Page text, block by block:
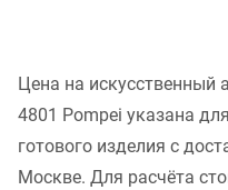
Цена на
4801 Pompei указана
готового изделия с
Москве. Для расчёта